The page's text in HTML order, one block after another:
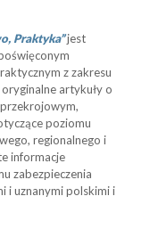
Praktyka”jest
z zakresu
artykuły o
poziomu
regionalnego i
informacje
zabezpieczenia
i uznanymi polskimi i